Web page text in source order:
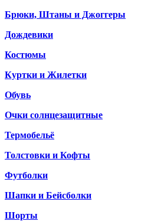
Брюки, Штаны и Джоггеры
Дождевики
Костюмы
Куртки и Жилетки
Обувь
Очки солнцезащитные
Термобельё
Толстовки и Кофты
Футболки
Шапки и Бейсболки
Шорты